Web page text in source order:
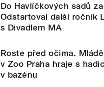
Do Havlíčkových sadů
Odstartoval další ročník
s Divadlem MA
Roste před očima.
v Zoo Praha hraje s
v bazénu